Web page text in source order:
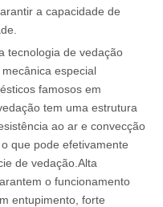
a capacidade de
tecnologia de vedação
especial
famosos em
tem uma estrutura
ao ar e convecção
que pode efetivamente
de vedação.Alta
o funcionamento
entupimento, forte